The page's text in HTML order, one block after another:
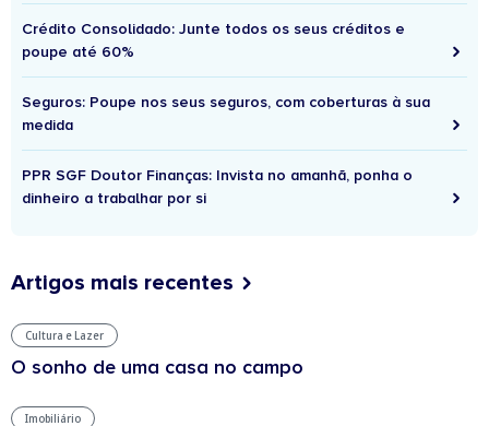
Crédito Consolidado: Junte todos os seus créditos e
poupe até 60%
Seguros: Poupe nos seus seguros, com coberturas à sua
medida
PPR SGF Doutor Finanças: Invista no amanhã, ponha o
dinheiro a trabalhar por si
Artigos mais recentes
Cultura e Lazer
O sonho de uma casa no campo
Imobiliário